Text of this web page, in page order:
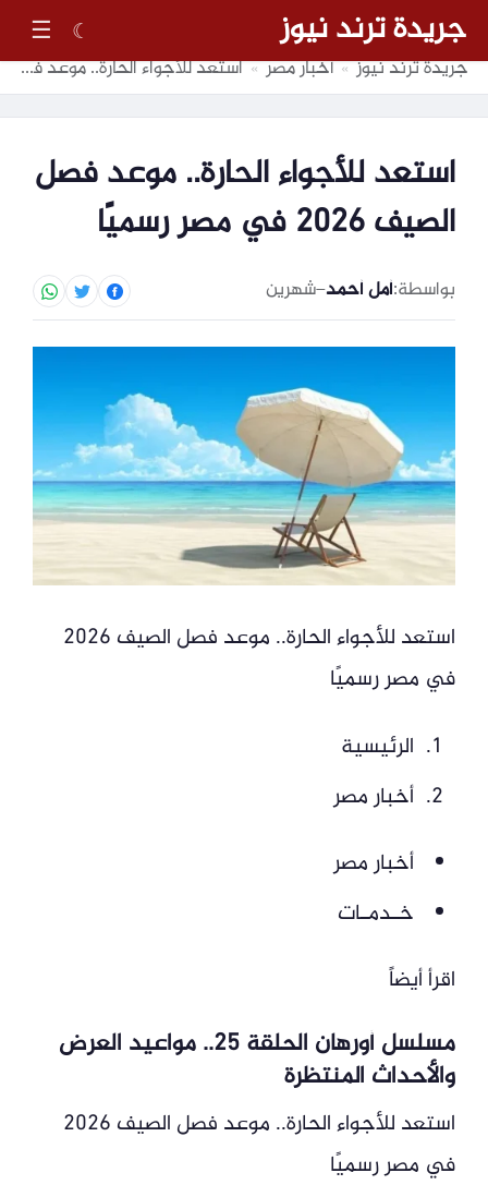
جريدة ترند نيوز ☾
☰
جريدة ترند نيوز » أخبار مصر » استعد للأجواء الحارة.. موعد فصل الصيف 2026 في مصر رسميًا
استعد للأجواء الحارة.. موعد فصل
الصيف 2026 في مصر رسميًا
بواسطة:أمل أحمد–شهرين
استعد للأجواء الحارة.. موعد فصل الصيف 2026
في مصر رسميًا
الرئيسية
أخبار مصر
أخبار مصر
خـدمـات
اقرأ أيضاً
مسلسل أورهان الحلقة 25.. مواعيد العرض
والأحداث المنتظرة
استعد للأجواء الحارة.. موعد فصل الصيف 2026
في مصر رسميًا